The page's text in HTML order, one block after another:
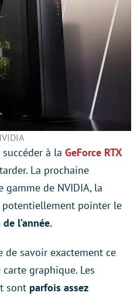
à la GeForce RTX
La prochaine
gamme de NVIDIA, la
potentiellement pointer le
l’année.
savoir exactement ce
graphique. Les
sont parfois assez